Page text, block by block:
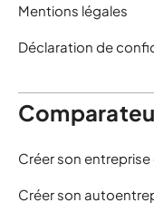
Mentions légales
Déclaration de
Créer son entreprise
Créer son